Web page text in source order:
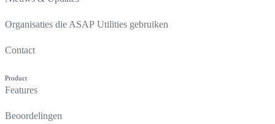
Organisaties die ASAP Utilities gebruiken
Contact
Product
Features
Beoordelingen